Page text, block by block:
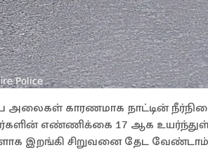
காரணமாக நாட்டின்
எண்ணிக்கை 17 ஆக
இறங்கி சிறுவனை தேட